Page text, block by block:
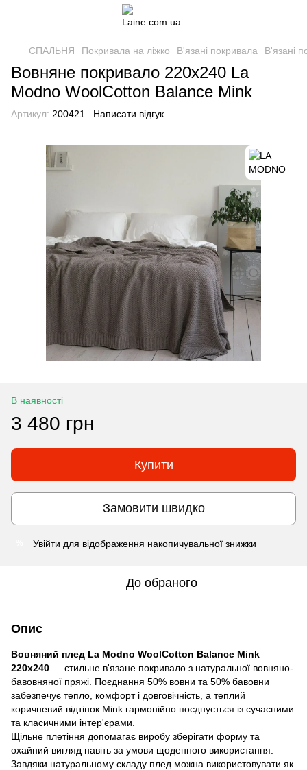
СПАЛЬНЯ Покривала на ліжко В'язані покривала В'язані
Вовняне покривало 220x240 La
Modno WoolCotton Balance Mink
Артикул: 200421 Написати відгук
В наявності
3 480 грн
Купити
Замовити швидко
Увійти для відображення накопичувальної знижки
До обраного
Опис
Вовняний плед La Modno WoolCotton Balance Mink
220x240 — стильне в'язане покривало з натуральної вовняно-
бавовняної пряжі. Поєднання 50% вовни та 50% бавовни
забезпечує тепло, комфорт і довговічність, а теплий
коричневий відтінок Mink гармонійно поєднується із сучасними
та класичними інтер'єрами.
Щільне плетіння допомагає виробу зберігати форму та
охайний вигляд навіть за умови щоденного використання.
Завдяки натуральному складу плед можна використовувати як